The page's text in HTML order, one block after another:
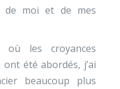
de moi et de mes
où les croyances
été abordés, j’ai
beaucoup plus